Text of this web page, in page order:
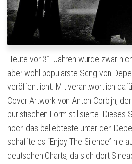
Heute vor 31 Jahren wurde zwar
aber wohl populärste Song von
veröffentlicht. Mit verantwortlich
Cover Artwork von Anton Corbijn,
puristischen Form stilisierte. Dieses
noch das beliebteste unter den
schaffte es “Enjoy The Silence” nie
deutschen Charts, da sich dort